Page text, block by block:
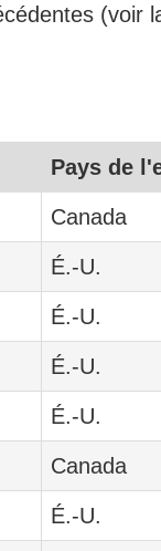
(voir
Pays de
Canada
É.-U.
É.-U.
É.-U.
É.-U.
Canada
É.-U.